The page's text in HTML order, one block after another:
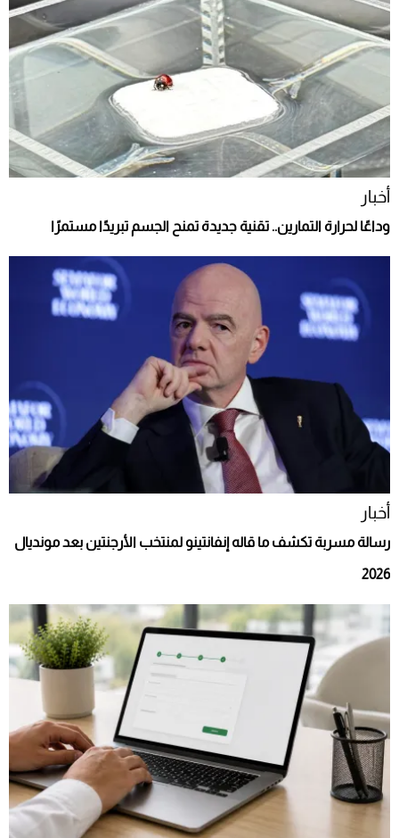
أخبار
وداعًا لحرارة التمارين.. تقنية جديدة تمنح الجسم تبريدًا مستمرًا
أخبار
رسالة مسربة تكشف ما قاله إنفانتينو لمنتخب الأرجنتين بعد مونديال
2026